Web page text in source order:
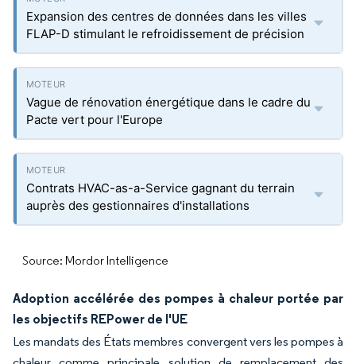
Expansion des centres de données dans les villes
FLAP-D stimulant le refroidissement de précision
Vague de rénovation énergétique dans le cadre du
Pacte vert pour l'Europe
Contrats HVAC-as-a-Service gagnant du terrain
auprès des gestionnaires d'installations
Source: Mordor Intelligence
Adoption accélérée des pompes à chaleur portée par
les objectifs REPower de l'UE
Les mandats des États membres convergent vers les pompes à